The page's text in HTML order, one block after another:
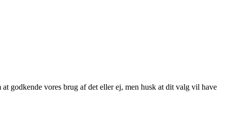
godkende vores brug af det eller ej, men husk at dit valg vil have